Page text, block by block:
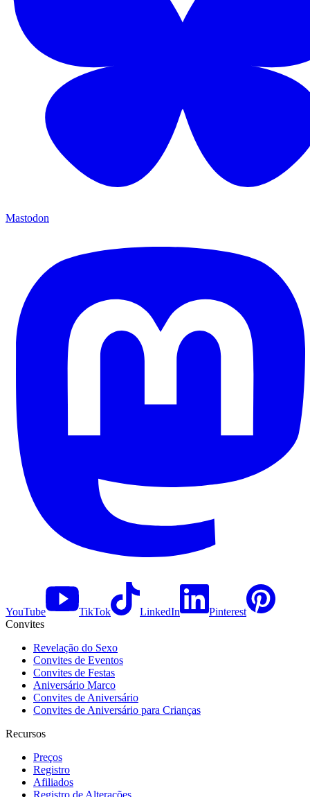
Mastodon
YouTube TikTok LinkedIn
Pinterest
Convites
Revelação do Sexo
Convites de Eventos
Convites de Festas
Aniversário Marco
Convites de Aniversário
Convites de Aniversário para Crianças
Recursos
Preços
Registro
Afiliados
Registro de Alterações